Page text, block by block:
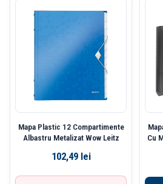
Mapa Plastic 12 Compartimente
Albastru Metalizat Wow Leitz
102,49 lei
Cu